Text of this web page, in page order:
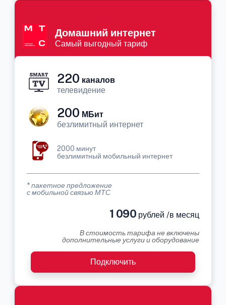
Домашний интернет
Самый выгодный тариф
220 каналов
телевидение
200 МБит
безлимитный интернет
2000 минут
безлимитный мобильный интернет
* пакетное предложение
с мобильной связью МТС
1 090 рублей /в месяц
В стоимость тарифа не включены
дополнительные услуги и оборудование
Подключить